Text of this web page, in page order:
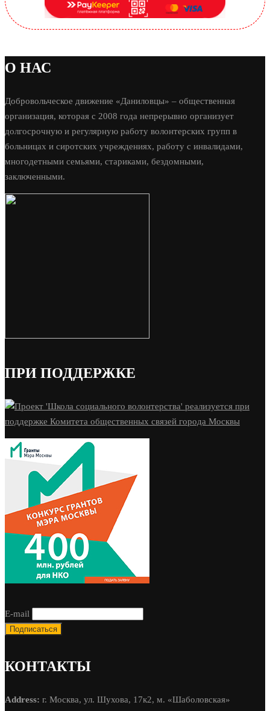
О НАС
Добровольческое движение «Даниловцы» – общественная
организация, которая с 2008 года непрерывно организует
долгосрочную и регулярную работу волонтерских групп в
больницах и сиротских учреждениях, работу с инвалидами,
многодетными семьями, стариками, бездомными,
заключенными.
ПРИ ПОДДЕРЖКЕ
E-mail
КОНТАКТЫ
Address: г. Москва, ул. Шухова, 17к2, м. «Шаболовская»